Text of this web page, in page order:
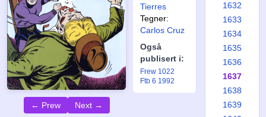
← Prew Next →
Tierres
Tegner:
Carlos Cruz
Også
publisert i:
Frew 1022
Ftb 6 1992
1632
1633
1634
1635
1636
1637
1638
1639